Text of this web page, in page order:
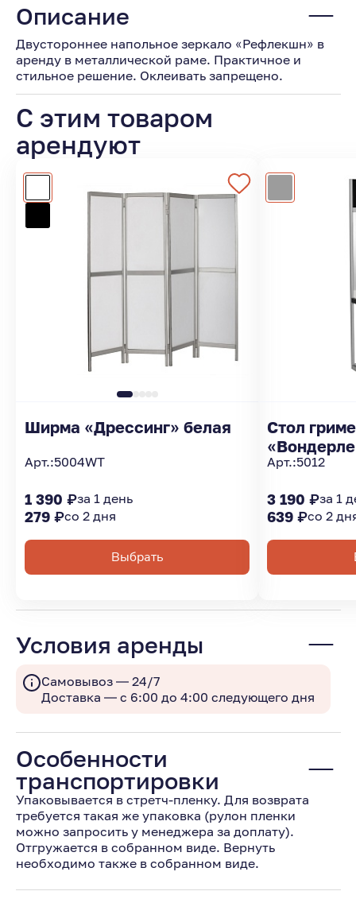
Описание
Двустороннее напольное зеркало «Рефлекшн» в
аренду в металлической раме. Практичное и
стильное решение. Оклеивать запрещено.
С этим товаром
арендуют
Ширма «Дрессинг» белая
Арт.:5004WT
1 390 ₽за 1 день
279 ₽со 2 дня
Выбрать
Стол
Арт.:5012
3 190 ₽за 1
639 ₽со 2
Условия аренды
Самовывоз — 24/7
Доставка — с 6:00 до 4:00 следующего дня
Особенности
транспортировки
Упаковывается в стретч-пленку. Для возврата
требуется такая же упаковка (рулон пленки
можно запросить у менеджера за доплату).
Отгружается в собранном виде. Вернуть
необходимо также в собранном виде.